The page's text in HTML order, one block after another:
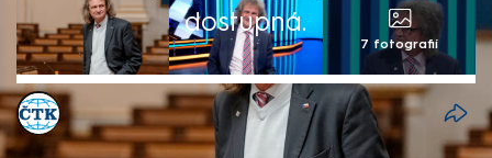
dostupná.
7 fotografií
ČTK
Akt. 20. kvě 2026, 17:28• 20. kvě 2026, 16:05